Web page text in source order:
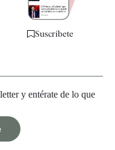
Suscríbete
y entérate de lo que